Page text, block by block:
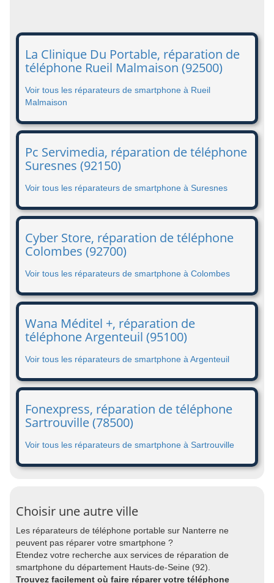
La Clinique Du Portable, réparation de
téléphone Rueil Malmaison (92500)
Voir tous les réparateurs de smartphone à Rueil
Malmaison
Pc Servimedia, réparation de téléphone
Suresnes (92150)
Voir tous les réparateurs de smartphone à Suresnes
Cyber Store, réparation de téléphone
Colombes (92700)
Voir tous les réparateurs de smartphone à Colombes
Wana Méditel +, réparation de
téléphone Argenteuil (95100)
Voir tous les réparateurs de smartphone à Argenteuil
Fonexpress, réparation de téléphone
Sartrouville (78500)
Voir tous les réparateurs de smartphone à Sartrouville
Choisir une autre ville
Les réparateurs de téléphone portable sur Nanterre ne
peuvent pas réparer votre smartphone ?
Etendez votre recherche aux services de réparation de
smartphone du département Hauts-de-Seine (92).
Trouvez facilement où faire réparer votre téléphone